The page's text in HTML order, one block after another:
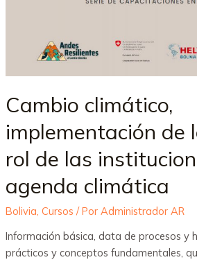
Cambio climático,
implementación de
rol de las
agenda climática
Bolivia Cursos / Por Administrador AR
Información básica, data de procesos y
prácticos y conceptos fundamentales,